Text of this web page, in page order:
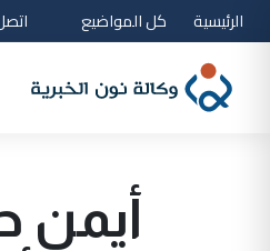
الرئيسية كل المواضيع
أيمن